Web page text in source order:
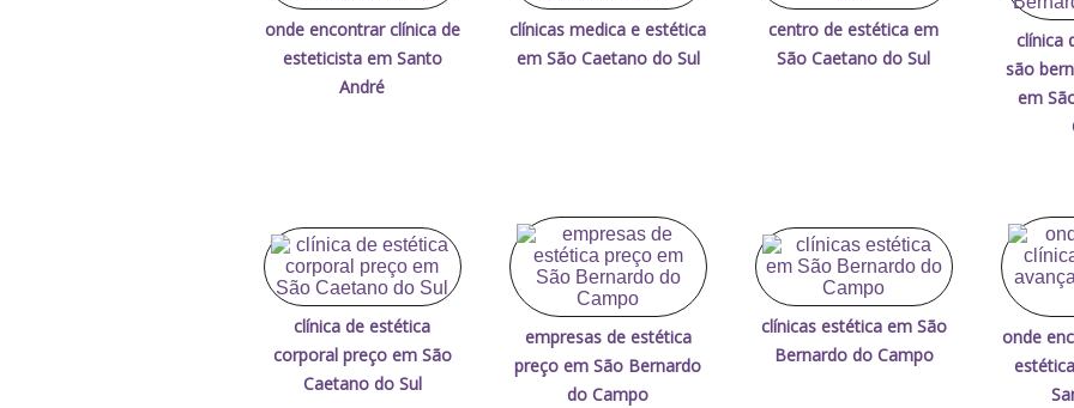
onde encontrar clínica de
esteticista em Santo
André
clínicas medica e estética
em São Caetano do Sul
centro de estética em
São Caetano do Sul
clínica
são
em
clínica de estética
corporal preço em São
Caetano do Sul
empresas de estética
preço em São Bernardo
do Campo
clínicas estética em São
Bernardo do Campo
onde